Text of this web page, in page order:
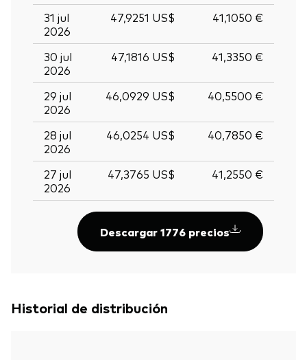
31 jul
2026
47,9251 US$ 41,1050 €
30 jul
2026
47,1816 US$ 41,3350 €
29 jul
2026
46,0929 US$ 40,5500 €
28 jul
2026
46,0254 US$ 40,7850 €
27 jul
2026
47,3765 US$ 41,2550 €
Descargar 1776 precios
Historial de distribución